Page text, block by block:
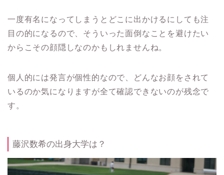
一度有名になってしまうとどこに出かけるにしても注
目の的になるので、そういった面倒なことを避けたい
からこその顔隠しなのかもしれませんね。
個人的には発言が個性的なので、どんなお顔をされて
いるのか気になりますが全て確認できないのが残念で
す。
藤沢数希の出身大学は？